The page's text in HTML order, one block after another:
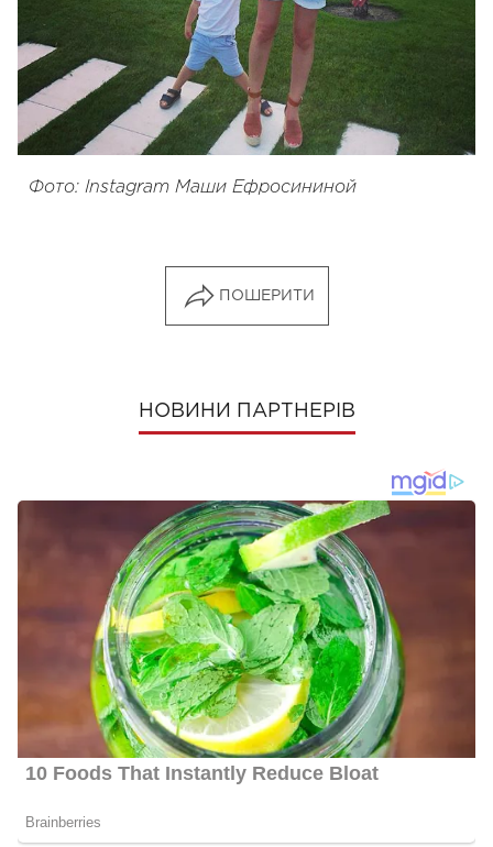
Фото: Instagram Маши Ефросининой
ПОШЕРИТИ
НОВИНИ ПАРТНЕРІВ